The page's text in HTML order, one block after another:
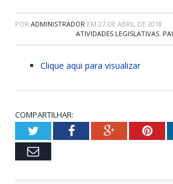
POR ADMINISTRADOR EM 27 DE ABRIL DE 2018
ATIVIDADES LEGISLATIVAS,
Clique aqui para visualizar
COMPARTILHAR:
TwitterFacebookGoogle+
Email